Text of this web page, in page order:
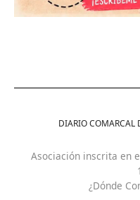
DIARIO COMARCAL
Asociación inscrita en
¿Dónde